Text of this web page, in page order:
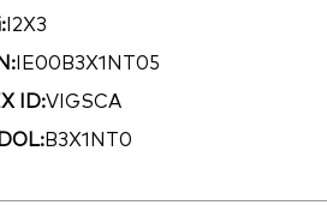
I2X3
IE00B3X1NT05
ID:VIGSCA
B3X1NT0